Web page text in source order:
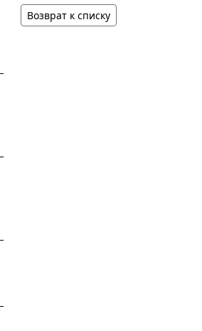
Возврат к списку